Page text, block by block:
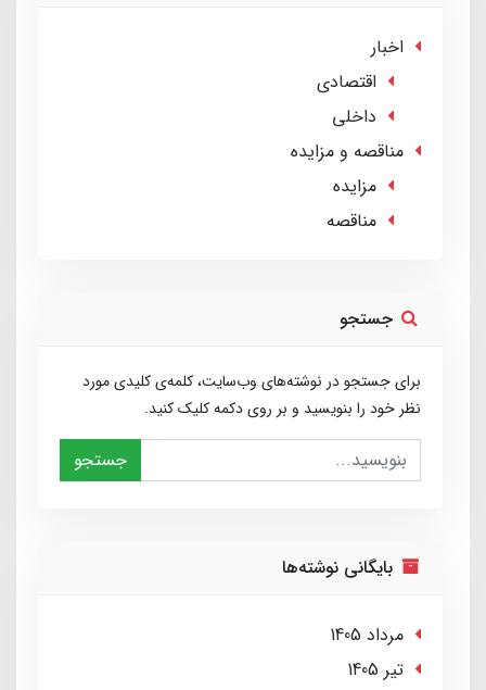
اخبار
اقتصادی
داخلی
مناقصه و مزایده
مزایده
مناقصه
جستجو
برای جستجو در نوشته‌های وب‌سایت، کلمه‌ی کلیدی مورد
نظر خود را بنویسید و بر روی دکمه کلیک کنید.
جستجو
بایگانی نوشته‌ها
مرداد 1405
تير 1405